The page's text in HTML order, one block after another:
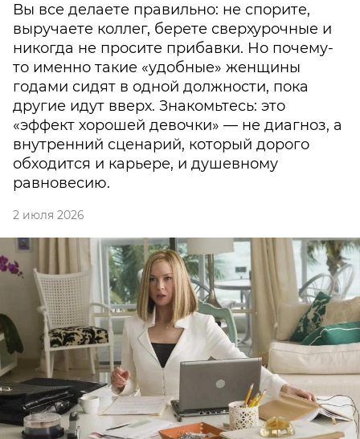
Вы все делаете правильно: не спорите,
выручаете коллег, берете сверхурочные и
никогда не просите прибавки. Но почему-
то именно такие «удобные» женщины
годами сидят в одной должности, пока
другие идут вверх. Знакомьтесь: это
«эффект хорошей девочки» — не диагноз, а
внутренний сценарий, который дорого
обходится и карьере, и душевному
равновесию.
2 июля 2026